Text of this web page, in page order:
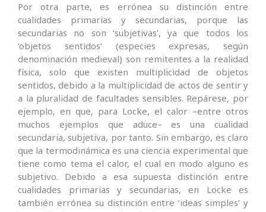
Por otra parte, es errónea su distinción entre
cualidades primarias y secundarias, porque las
secundarias no son ‘subjetivas’, ya que todos los
‘objetos sentidos’ (especies expresas, según
denominación medieval) son remitentes a la realidad
física, solo que existen multiplicidad de objetos
sentidos, debido a la multiplicidad de actos de sentir y
a la pluralidad de facultades sensibles. Repárese, por
ejemplo, en que, para Locke, el calor –entre otros
muchos ejemplos que aduce– es una cualidad
secundaria, subjetiva, por tanto. Sin embargo, es claro
que la termodinámica es una ciencia experimental que
tiene como tema el calor, el cual en modo alguno es
subjetivo. Debido a esa supuesta distinción entre
cualidades primarias y secundarias, en Locke es
también errónea su distinción entre ‘ideas simples’ y